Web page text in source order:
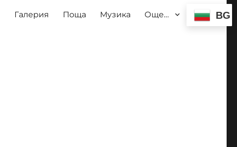
Галерия Поща Музика Още… BG